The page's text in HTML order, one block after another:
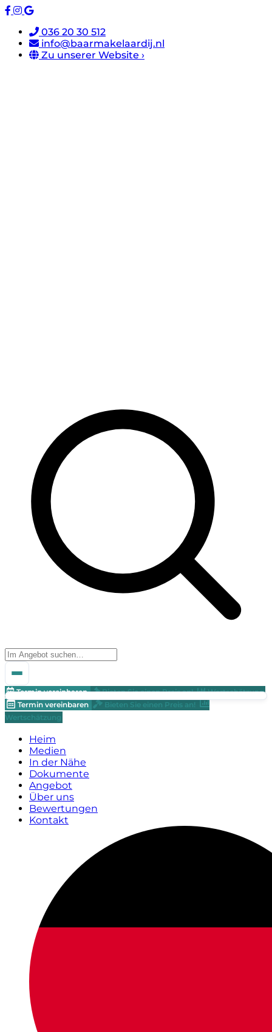
036 20 30 512
info@baarmakelaardij.nl
Zu unserer Website ›
Termin vereinbaren Bieten Sie einen Preis an!
Wertschätzung
Termin vereinbaren
Bieten Sie einen Preis an!
Wertschätzung
Heim
Medien
In der Nähe
Dokumente
Angebot
Über uns
Bewertungen
Kontakt